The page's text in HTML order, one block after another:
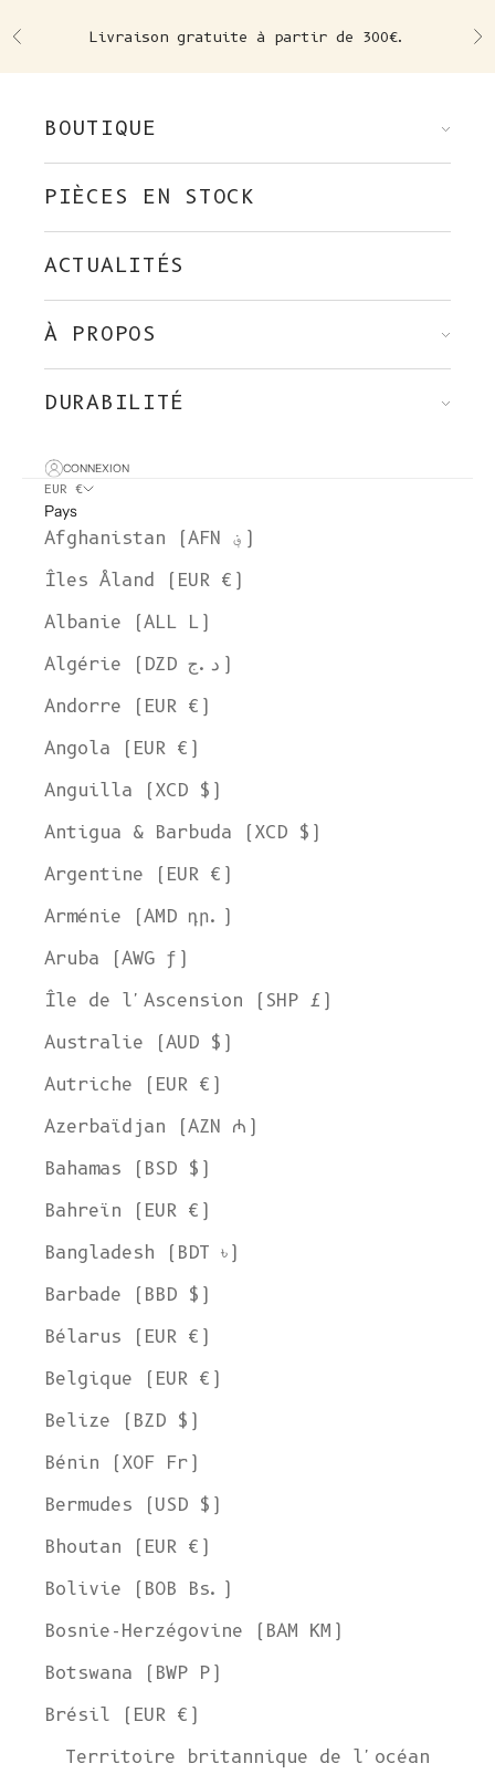
Précédent Livraison gratuite à partir de 300€.
BOUTIQUE
PIÈCES EN STOCK
ACTUALITÉS
À PROPOS
DURABILITÉ
CONNEXION
EUR €
Pays
Afghanistan (AFN ؋)
Îles Åland (EUR €)
Albanie (ALL L)
Algérie (DZD د.ج)
Andorre (EUR €)
Angola (EUR €)
Anguilla (XCD $)
Antigua & Barbuda (XCD $)
Argentine (EUR €)
Arménie (AMD դր.)
Aruba (AWG ƒ)
Île de l'Ascension (SHP £)
Australie (AUD $)
Autriche (EUR €)
Azerbaïdjan (AZN ₼)
Bahamas (BSD $)
Bahreïn (EUR €)
Bangladesh (BDT ৳)
Barbade (BBD $)
Bélarus (EUR €)
Belgique (EUR €)
Belize (BZD $)
Bénin (XOF Fr)
Bermudes (USD $)
Bhoutan (EUR €)
Bolivie (BOB Bs.)
Bosnie-Herzégovine (BAM КМ)
Botswana (BWP P)
Brésil (EUR €)
Territoire britannique de l'océan